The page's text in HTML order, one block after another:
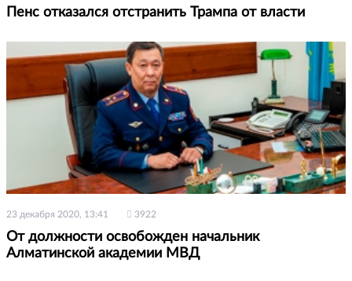
Пенс отказался отстранить Трампа от власти
23 декабря 2020, 13:41 3922
От должности освобожден начальник
Алматинской академии МВД